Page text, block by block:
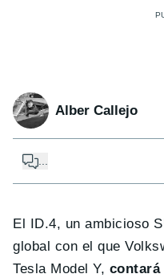
Alber Callejo
...
El ID.4, un ambicioso
global con el que
Tesla Model Y, contará